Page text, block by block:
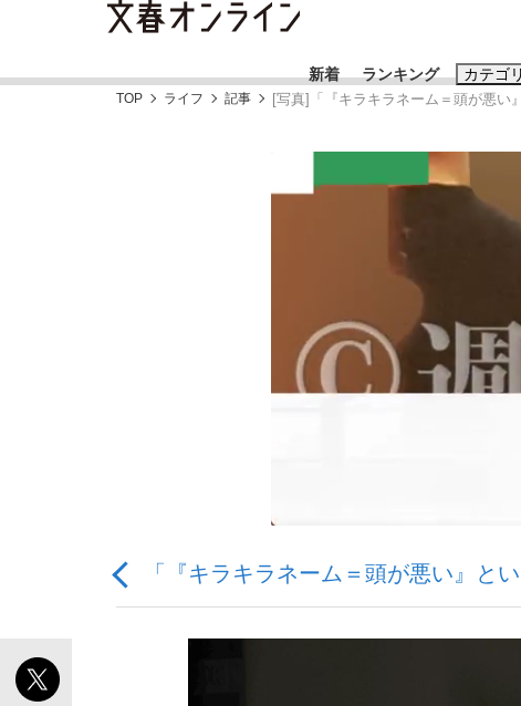
新着 ランキング カテゴリ
おすすめのキー
TOP ライフ 記事 [写真]「『キラキラネーム＝頭が悪
「『キラキラネーム＝頭が悪い』